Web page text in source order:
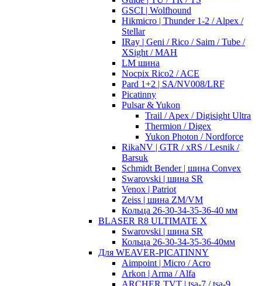
GSCI | Wolfhound
Hikmicro | Thunder 1-2 / Alpex /
Stellar
IRay | Geni / Rico / Saim / Tube /
XSight / MAH
LM шина
Nocpix Rico2 / ACE
Pard 1+2 | SA/NV008/LRF
Picatinny
Pulsar & Yukon
Trail / Apex / Digisight Ultra
Thermion / Digex
Yukon Photon / Nordforce
RikaNV | GTR / xRS / Lesnik /
Barsuk
Schmidt Bender | шина Convex
Swarovski | шина SR
Venox | Patriot
Zeiss | шина ZM/VM
Кольца 26-30-34-35-36-40 мм
BLASER R8 ULTIMATE X
Swarovski | шина SR
Кольца 26-30-34-35-36-40мм
Для WEAVER-PICATINNY
Aimpoint | Micro / Acro
Arkon | Arma / Alfa
ARCHER TVT | tsa-7 / tsa-9